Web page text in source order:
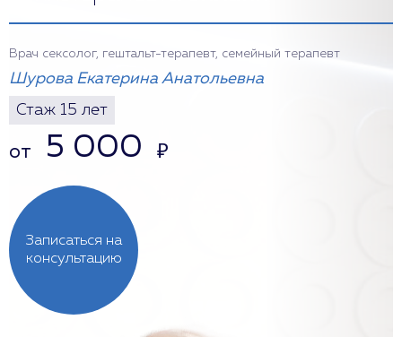
Записаться на
консультацию
Врач сексолог, гештальт-терапевт, семейный терапевт
Шурова Екатерина Анатольевна
Стаж 15 лет
от 5 000 ₽